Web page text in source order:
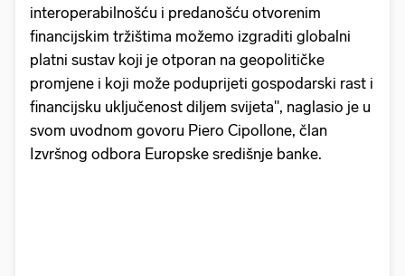
interoperabilnošću i predanošću otvorenim
financijskim tržištima možemo izgraditi globalni
platni sustav koji je otporan na geopolitičke
promjene i koji može poduprijeti gospodarski rast i
financijsku uključenost diljem svijeta", naglasio je u
svom uvodnom govoru Piero Cipollone, član
Izvršnog odbora Europske središnje banke.